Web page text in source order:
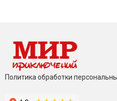
Политика обработки